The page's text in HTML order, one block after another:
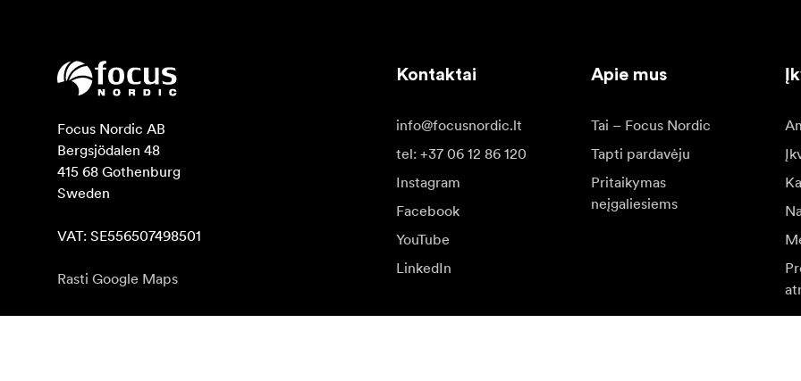
Focus Nordic AB
Bergsjödalen 48
415 68 Gothenburg
Sweden
VAT: SE556507498501
Rasti Google Maps
Kontaktai
info@focusnordic.lt
tel: +37 06 12 86 120
Instagram
Facebook
YouTube
LinkedIn
Apie mus
Tai – Focus Nordic
Tapti pardavėju
Pritaikymas
neįgaliesiems